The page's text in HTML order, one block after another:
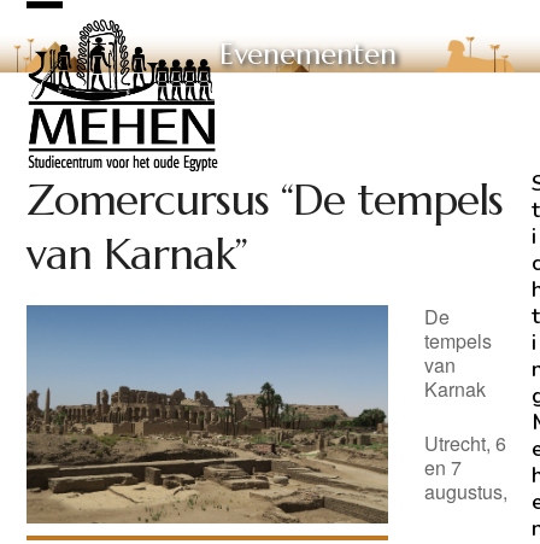
Skip
to
content
Open
mobile
menu
Close
mobile
menu
Evenementen
Zomercursus “De tempels
van Karnak”
De
tempels
van
Karnak
Utrecht, 6
en 7
augustus,
t
i
t
i